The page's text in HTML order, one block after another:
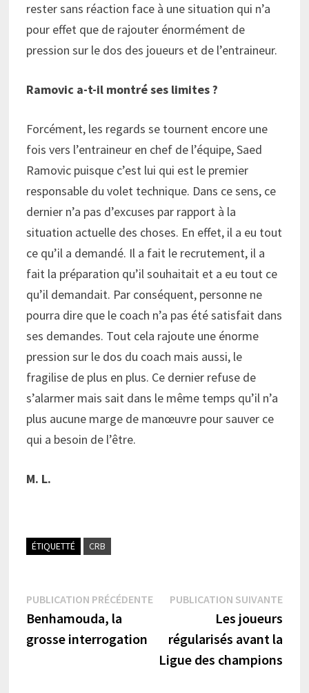
rester sans réaction face à une situation qui n’a
pour effet que de rajouter énormément de
pression sur le dos des joueurs et de l’entraineur.
Ramovic a-t-il montré ses limites ?
Forcément, les regards se tournent encore une
fois vers l’entraineur en chef de l’équipe, Saed
Ramovic puisque c’est lui qui est le premier
responsable du volet technique. Dans ce sens, ce
dernier n’a pas d’excuses par rapport à la
situation actuelle des choses. En effet, il a eu tout
ce qu’il a demandé. Il a fait le recrutement, il a
fait la préparation qu’il souhaitait et a eu tout ce
qu’il demandait. Par conséquent, personne ne
pourra dire que le coach n’a pas été satisfait dans
ses demandes. Tout cela rajoute une énorme
pression sur le dos du coach mais aussi, le
fragilise de plus en plus. Ce dernier refuse de
s’alarmer mais sait dans le même temps qu’il n’a
plus aucune marge de manœuvre pour sauver ce
qui a besoin de l’être.
M. L.
ÉTIQUETTÉ CRB
Navigation
de
l’article
PUBLICATION PRÉCÉDENTEPublication
Benhamouda, la
grosse interrogation
PUBLICATION SUIVANTE
Les joueurs
régularisés avant la
Ligue des champions